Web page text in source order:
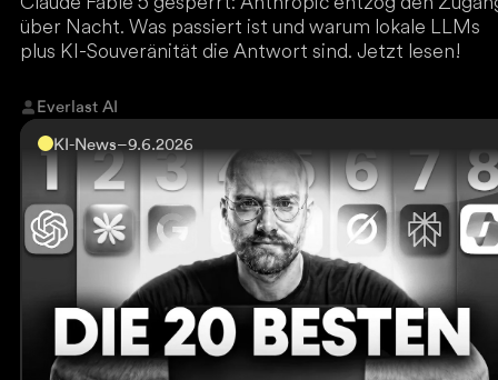
über Nacht. Was passiert ist und warum lokale LLMs
plus KI-Souveränität die Antwort sind. Jetzt lesen!
Everlast AI
KI-News–9.6.2026